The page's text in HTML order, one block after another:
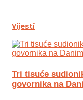
Vijesti
Tri tisuće
govornika na